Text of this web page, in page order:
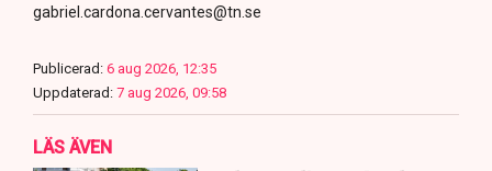
gabriel.cardona.cervantes@tn.se
Publicerad: 6 aug 2026, 12:35
Uppdaterad: 7 aug 2026, 09:58
LÄS ÄVEN